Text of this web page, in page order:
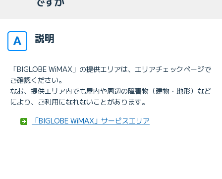
説明
「BIGLOBE WiMAX」の提供エリアは、エリアチェックページで
ご確認ください。
なお、提供エリア内でも屋内や周辺の障害物（建物・地形）など
により、ご利用になれないことがあります。
「BIGLOBE WiMAX」サービスエリア